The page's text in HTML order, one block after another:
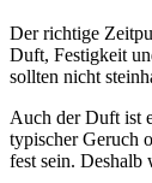
Der richtige
Duft, Festigkeit
sollten nicht
Auch der Duft ist
typischer Geruch
fest sein. Deshalb